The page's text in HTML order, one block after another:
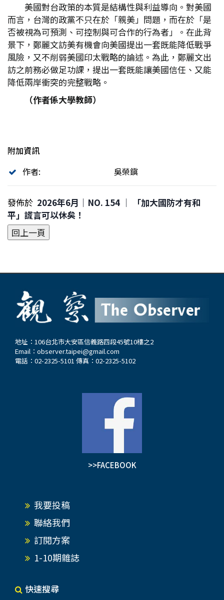
美國對台政策的本質是結構性與利益導向。對美國
而言，台灣的政黨不只在於「親美」問題，而在於「是
否被視為可預測、可控制與可合作的行為者」。在此背
景下，鄭麗文訪美有機會向美國提出一套既能降低戰爭
風險，又不削弱美國印太戰略的論述。為此，鄭麗文出
訪之前務必做足功課，提出一套既能讓美國信任、又能
降低兩岸衝突的完整戰略。
（作者係大學教師）
附加資訊
作者:
吳榮鎭
發佈於 2026年6月｜NO. 154 │ 「加大國防才有和
平」謊言可以休矣！
地址：106台北市大安區信義路四段45號10樓之2
Email： observer.taipei@gmail.com
電話：02-2325-5101 傳真：02-2325-5102
>>FACEBOOK
我要投稿
聯絡我們
訂閱方案
1-10期雜誌
快速搜尋